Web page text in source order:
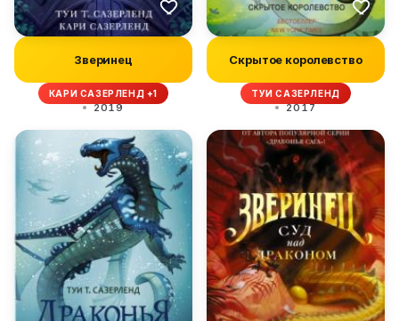
Зверинец
КАРИ САЗЕРЛЕНД +1
2019
Скрытое королевство
ТУИ САЗЕРЛЕНД
2017